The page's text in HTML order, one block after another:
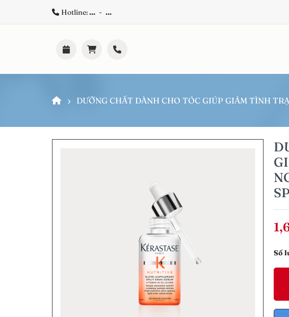
Hotline:... - ...
DƯỠNG CHẤT DÀNH CHO TÓC GIÚP GIẢM TÌNH
Số